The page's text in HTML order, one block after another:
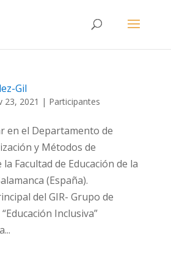
Gil
23, 2021 | Participantes
en el Departamento de
y Métodos de
Facultad de Educación de la
(España).
del GIR- Grupo de
Inclusiva”